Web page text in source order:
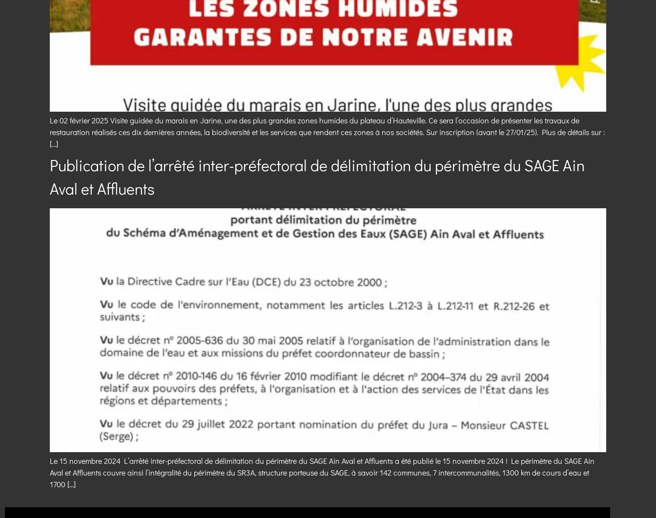
Le 02 février 2025 Visite guidée du marais en Jarine, une des plus grandes zones humides du plateau d’Hauteville. Ce sera l’occasion de présenter les travaux de
restauration réalisés ces dix dernières années, la biodiversité et les services que rendent ces zones à nos sociétés. Sur inscription (avant le 27/01/25). Plus de détails sur :
[…]
Publication de l’arrêté inter-préfectoral de délimitation du périmètre du SAGE Ain
Aval et Affluents
Le 15 novembre 2024 L’arrêté inter-préfectoral de délimitation du périmètre du SAGE Ain Aval et Affluents a été publié le 15 novembre 2024 ! Le périmètre du SAGE Ain
Aval et Affluents couvre ainsi l’intégralité du périmètre du SR3A, structure porteuse du SAGE, à savoir 142 communes, 7 intercommunalités, 1300 km de cours d’eau et
1700 […]